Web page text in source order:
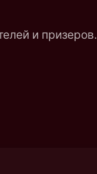
и призеров.